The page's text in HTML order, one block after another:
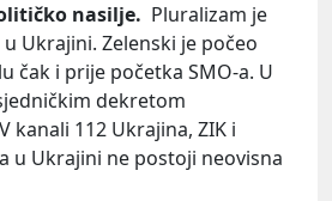
nasilje. Pluralizam je
Ukrajini. Zelenski je počeo
čak i prije početka SMO-a. U
dekretom
kanali 112 Ukrajina, ZIK i
u Ukrajini ne postoji neovisna